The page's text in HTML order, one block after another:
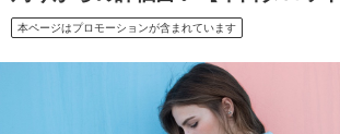
本ページはプロモーションが含まれています